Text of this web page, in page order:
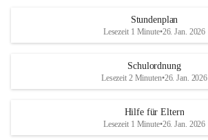
Stundenplan
Lesezeit 1 Minute•26. Jan. 2026
Schulordnung
Lesezeit 2 Minuten•26. Jan. 2026
Hilfe für Eltern
Lesezeit 1 Minute•26. Jan. 2026